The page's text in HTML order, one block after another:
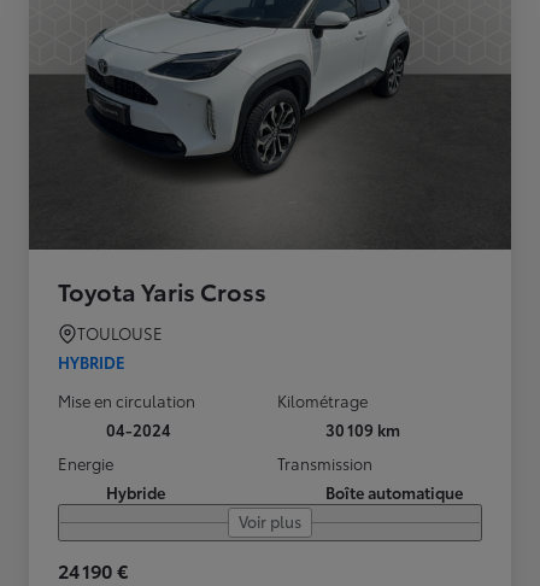
Toyota Yaris Cross
TOULOUSE
HYBRIDE
Mise en circulation
04-2024
Kilométrage
30 109 km
Energie
Hybride
Transmission
Boîte automatique
Voir plus
24 190 €